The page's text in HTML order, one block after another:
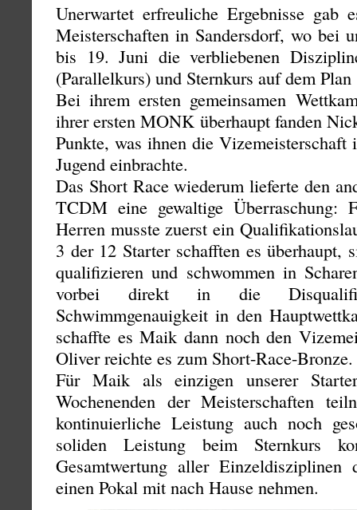
Unerwartet erfreuliche Ergebnisse
Meisterschaften in Sandersdorf, wo bei
bis 19. Juni die verbliebenen
(Parallelkurs) und Sternkurs auf dem Plan
Bei ihrem ersten gemeinsamen
ihrer ersten MONK überhaupt fanden
Punkte, was ihnen die Vizemeisterschaft
Jugend einbrachte.
Das Short Race wiederum lieferte den
TCDM eine gewaltige Überraschung:
Herren musste zuerst ein
3 der 12 Starter schafften es überhaupt,
qualifizieren und schwommen in
vorbei direkt in die
Schwimmgenauigkeit in den
schaffte es Maik dann noch den
Oliver reichte es zum Short-Race-Bronze.
Für Maik als einzigen unserer
Wochenenden der Meisterschaften
kontinuierliche Leistung auch noch
soliden Leistung beim Sternkurs
Gesamtwertung aller
einen Pokal mit nach Hause nehmen.